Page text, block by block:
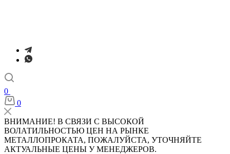
0
0
ВНИМАНИЕ! В СВЯЗИ С ВЫСОКОЙ
ВОЛАТИЛЬНОСТЬЮ ЦЕН НА РЫНКЕ
МЕТАЛЛОПРОКАТА, ПОЖАЛУЙСТА, УТОЧНЯЙТЕ
АКТУАЛЬНЫЕ ЦЕНЫ У МЕНЕДЖЕРОВ.